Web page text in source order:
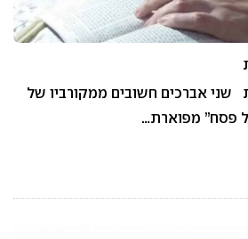
שני אברכים חשובים ממקורביו של
פסח” מפוארת…